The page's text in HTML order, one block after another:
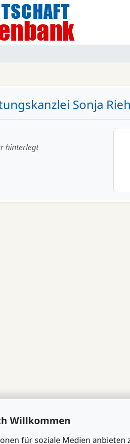
Sonja
hinterlegt
Willkommen
für soziale Medien anbieten